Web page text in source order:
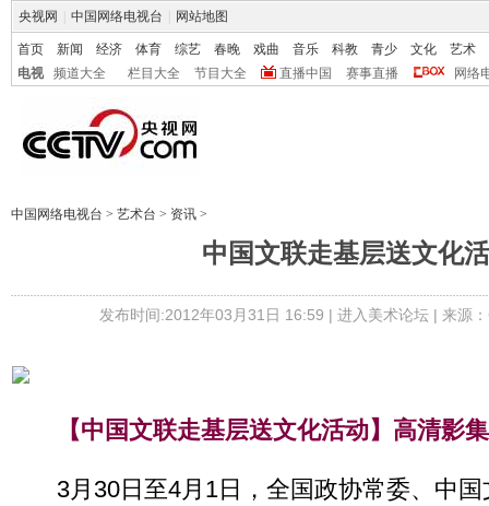
央视网 中国网络电视台 网站地图
首页 新闻 经济 体育 综艺 春晚 戏曲 音乐 科教 青少 文化
艺术
电视
频道大全 栏目大全 节目大全 直播中国 赛事直播 网络
中国网络电视台 > 艺术台 > 资讯 >
中国文联走基层送文化
发布时间:2012年03月31日 16:59 | 进入美术论坛| 来源
【中国文联走基层送文化活动】高清影
3月30日至4月1日，全国政协常委、中国